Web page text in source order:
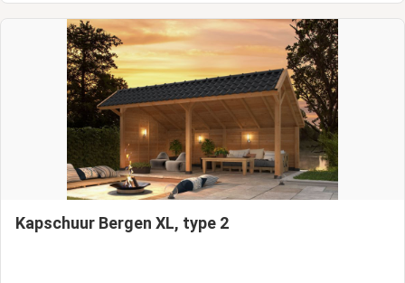
Kapschuur Bergen XL, type 2